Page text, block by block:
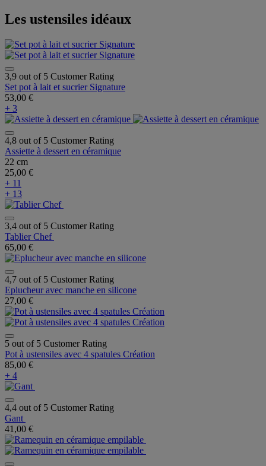
Les ustensiles idéaux
3,9 out of 5 Customer Rating
Set pot à lait et sucrier Signature
53,00 €
+ 3
4,8 out of 5 Customer Rating
Assiette à dessert en céramique
22 cm
25,00 €
+ 11
+ 13
3,4 out of 5 Customer Rating
Tablier Chef
65,00 €
4,7 out of 5 Customer Rating
Eplucheur avec manche en silicone
27,00 €
5 out of 5 Customer Rating
Pot à ustensiles avec 4 spatules Création
85,00 €
+ 4
4,4 out of 5 Customer Rating
Gant
41,00 €